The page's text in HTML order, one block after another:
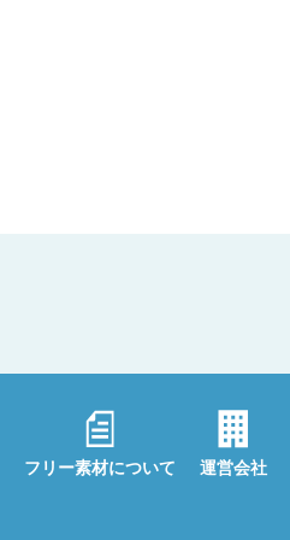
フリー素材について 運営会社